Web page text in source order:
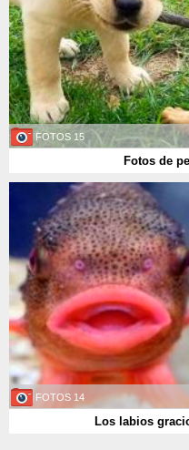
15 FOTOS
Fotos de
14 FOTOS
Los labios